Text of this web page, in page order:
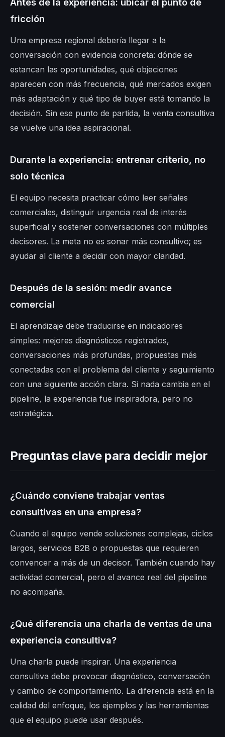
fricción
Una empresa regional debería llegar a la
conversación con evidencia concreta: dónde se
estancan las oportunidades, qué objeciones
aparecen con más frecuencia, qué mercados exigen
más adaptación y qué tipo de buyer está tomando la
decisión. Sin ese punto de partida, la venta consultiva
se vuelve una idea aspiracional.
Durante la experiencia: entrenar criterio, no
solo técnica
El equipo necesita practicar cómo leer señales
comerciales, distinguir urgencia real de interés
superficial y sostener conversaciones con múltiples
decisores. La meta no es sonar más consultivo; es
ayudar al cliente a decidir con mayor claridad.
Después de la sesión: medir avance
comercial
El aprendizaje debe traducirse en indicadores
simples: mejores diagnósticos registrados,
conversaciones más profundas, propuestas más
conectadas con el problema del cliente y seguimiento
con una siguiente acción clara. Si nada cambia en el
pipeline, la experiencia fue inspiradora, pero no
estratégica.
Preguntas clave para decidir mejor
¿Cuándo conviene trabajar ventas
consultivas en una empresa?
Cuando el equipo vende soluciones complejas, ciclos
largos, servicios B2B o propuestas que requieren
convencer a más de un decisor. También cuando hay
actividad comercial, pero el avance real del pipeline
no acompaña.
¿Qué diferencia una charla de ventas de una
experiencia consultiva?
Una charla puede inspirar. Una experiencia
consultiva debe provocar diagnóstico, conversación
y cambio de comportamiento. La diferencia está en la
calidad del enfoque, los ejemplos y las herramientas
que el equipo puede usar después.